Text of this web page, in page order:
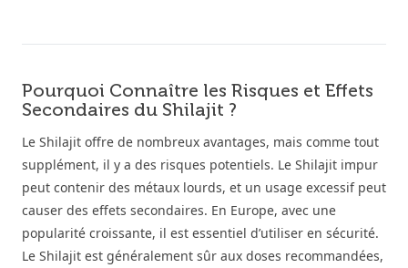
Pourquoi Connaître les Risques et Effets
Secondaires du Shilajit ?
Le Shilajit offre de nombreux avantages, mais comme tout
supplément, il y a des risques potentiels. Le Shilajit impur
peut contenir des métaux lourds, et un usage excessif peut
causer des effets secondaires. En Europe, avec une
popularité croissante, il est essentiel d’utiliser en sécurité.
Le Shilajit est généralement sûr aux doses recommandées,